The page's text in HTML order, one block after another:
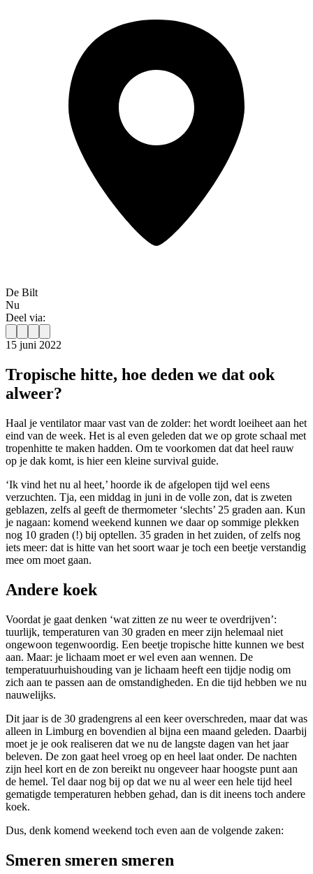
De Bilt
Nu
Deel via:
15 juni 2022
Tropische hitte, hoe deden we dat ook
alweer?
Haal je ventilator maar vast van de zolder: het wordt loeiheet aan het
eind van de week. Het is al even geleden dat we op grote schaal met
tropenhitte te maken hadden. Om te voorkomen dat dat heel rauw
op je dak komt, is hier een kleine survival guide.
‘Ik vind het nu al heet,’ hoorde ik de afgelopen tijd wel eens
verzuchten. Tja, een middag in juni in de volle zon, dat is zweten
geblazen, zelfs al geeft de thermometer ‘slechts’ 25 graden aan. Kun
je nagaan: komend weekend kunnen we daar op sommige plekken
nog 10 graden (!) bij optellen. 35 graden in het zuiden, of zelfs nog
iets meer: dat is hitte van het soort waar je toch een beetje verstandig
mee om moet gaan.
Andere koek
Voordat je gaat denken ‘wat zitten ze nu weer te overdrijven’:
tuurlijk, temperaturen van 30 graden en meer zijn helemaal niet
ongewoon tegenwoordig. Een beetje tropische hitte kunnen we best
aan. Maar: je lichaam moet er wel even aan wennen. De
temperatuurhuishouding van je lichaam heeft een tijdje nodig om
zich aan te passen aan de omstandigheden. En die tijd hebben we nu
nauwelijks.
Dit jaar is de 30 gradengrens al een keer overschreden, maar dat was
alleen in Limburg en bovendien al bijna een maand geleden. Daarbij
moet je je ook realiseren dat we nu de langste dagen van het jaar
beleven. De zon gaat heel vroeg op en heel laat onder. De nachten
zijn heel kort en de zon bereikt nu ongeveer haar hoogste punt aan
de hemel. Tel daar nog bij op dat we nu al weer een hele tijd heel
gematigde temperaturen hebben gehad, dan is dit ineens toch andere
koek.
Dus, denk komend weekend toch even aan de volgende zaken:
Smeren smeren smeren